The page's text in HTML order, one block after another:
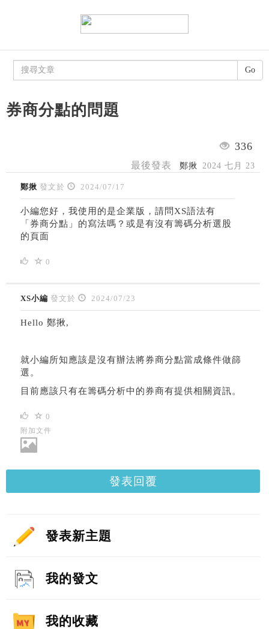
券商分點的問題
336
最後發表 鄭揪 2024 七月 23
鄭揪 發文於 2024/07/17
小編您好，我使用的是企業版，請問XS語法有
「券商分點」的寫法嗎？或是有沒有籌碼分析選股
的頁面
0
XS小編 發文於 2024/07/23
Hello 鄭揪,
就小編所知應該是沒有辦法將券商分點當成條件做篩
選。
目前應該只有在籌碼分析中的券商有提供相關資訊。
0
附加文件
發表回覆
Go
發表新主題
我的發文
我的收藏